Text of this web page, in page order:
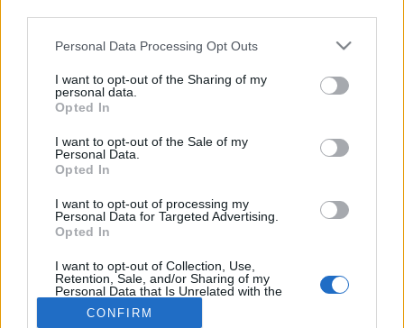
Please note that this website/app uses one or more Google
not limited to your visit or usage behaviour. You may click to
grant or deny consent to Google and its third-party tags to
use your data for below specified purposes in below Google
consent section.
Personal Data Processing Opt Outs
I want to opt-out of the Sharing of my
personal data.
Opted In
I want to opt-out of the Sale of my
Personal Data.
Opted In
I want to opt-out of processing my
Personal Data for Targeted Advertising.
Opted In
I want to opt-out of Collection, Use,
Retention, Sale, and/or Sharing of my
Personal Data that Is Unrelated with the
Purposes for which it was collected.
Opted Out
CONFIRM